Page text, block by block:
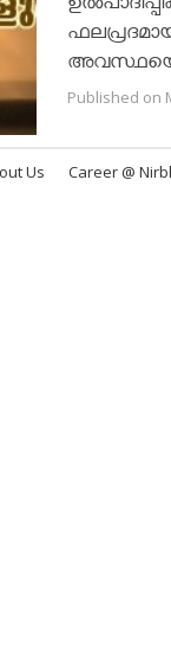
Published on
Us Career @